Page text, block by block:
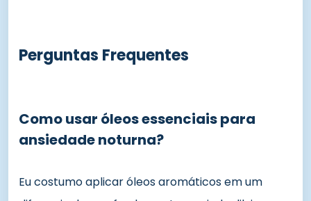
Perguntas Frequentes
Como usar óleos essenciais para
ansiedade noturna?
Eu costumo aplicar óleos aromáticos em um